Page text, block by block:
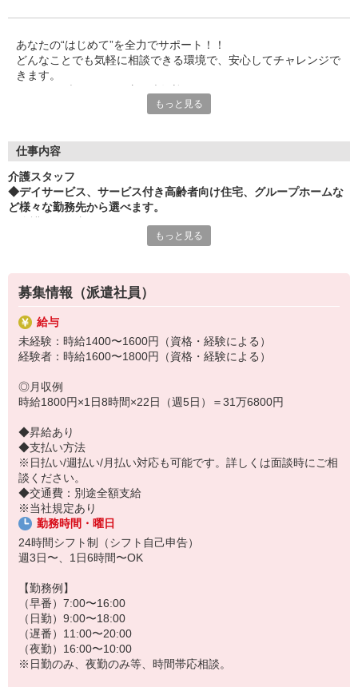
※当社規定あり
あなたの“はじめて”を全力でサポート！！
どんなことでも気軽に相談できる環境で、安心してチャレンジで
きます。
ビギナー向け社内認定資格から国家資格の受験対策まで、幅広
資格取得にかかる費用も当社で負担します！
＊履歴書・職務経歴書の作成から担当営業がサポート！職場見学
にも付き添います♪
＊就業後もショートメッセージで気軽に相談可能♪
＊各地に勤務地多数あり！「近場で働きたい」が叶います♪
経験を活かせる高時給の求人多数！
まずはお気軽にご連絡ください☆
もっと見る
仕事内容
介護スタッフ
◆デイサービス、サービス付き高齢者向け住宅、グループホームな
ど様々な勤務先から選べます。
◎選べる勤務地・施設がたくさん！その他、地域にも勤務地はたく
様々な施設から勤務先を選べます♪専任のスタッフが、あなたにぴっ
たりのお仕事をご紹介いたします！
◎終業後も専任担当に気軽に相談OK！
お仕事に関する不安やお困りごとはもちろん、どんなことでも気軽
に担当営業にメッセージを送ってください。
「わざわざ報告するほどではないけど、ちょっと嫌だったな…」
なんてときは、スタンプ感覚で“お天気マーク”を選ぶだけで、その
ますよ。
できるだけ気楽に、遠慮なく相談してもらえる工夫をしています。
安心してお仕事に取り組めるようサポートするのでご心配なく！
もっと見る
募集情報（派遣社員）
給与
未経験：時給1400〜1600円（資格・経験による）
経験者：時給1600〜1800円（資格・経験による）
◎月収例
時給1800円×1日8時間×22日（週5日）＝31万6800円
◆昇給あり
◆支払い方法
※日払い/週払い/月払い対応も可能です。詳しくは面談時にご相
談ください。
◆交通費：別途全額支給
※当社規定あり
勤務時間・曜日
24時間シフト制（シフト自己申告）
週3日〜、1日6時間〜OK
【勤務例】
（早番）7:00〜16:00
（日勤）9:00〜18:00
（遅番）11:00〜20:00
（夜勤）16:00〜10:00
※日勤のみ、夜勤のみ等、時間帯応相談。